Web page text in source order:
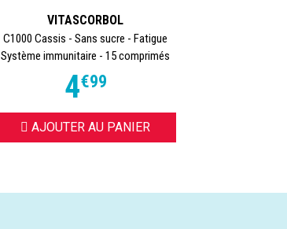
VITASCORBOL
C1000 Cassis - Sans sucre - Fatigue
Système immunitaire - 15 comprimés
4€99
AJOUTER AU PANIER